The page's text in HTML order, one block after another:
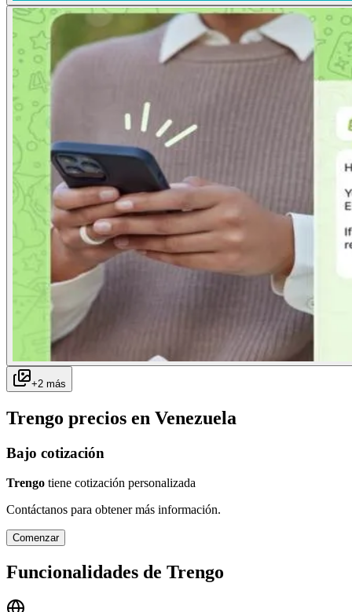
+2 más
Trengo precios en Venezuela
Bajo cotización
Trengo tiene cotización personalizada
Contáctanos para obtener más información.
Comenzar
Funcionalidades de Trengo